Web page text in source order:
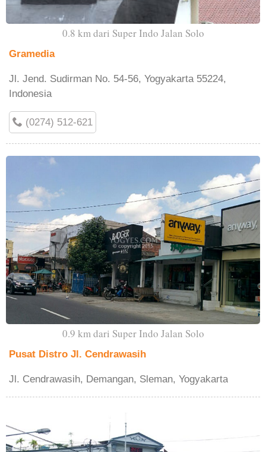
0.8 km dari Super Indo Jalan Solo
Gramedia
Jl. Jend. Sudirman No. 54-56, Yogyakarta 55224,
Indonesia
(0274) 512-621
0.9 km dari Super Indo Jalan Solo
Pusat Distro Jl. Cendrawasih
Jl. Cendrawasih, Demangan, Sleman, Yogyakarta